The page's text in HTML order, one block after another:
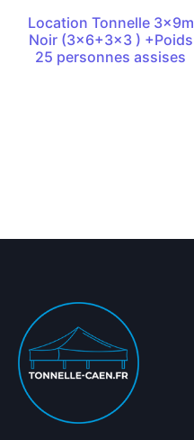
Location Tonnelle 3x9m
Noir (3×6+3×3 ) +Poids
25 personnes assises